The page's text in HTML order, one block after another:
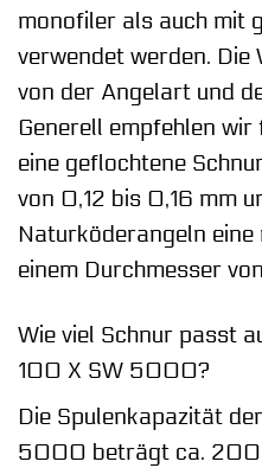
monofiler als auch mit
verwendet werden. Die
von der Angelart und
Generell empfehlen
eine geflochtene
von 0,12 bis 0,16 mm
Naturköderangeln
einem Durchmesser
Wie viel Schnur passt
100 X SW 5000?
Die Spulenkapazität
5000 beträgt ca. 200